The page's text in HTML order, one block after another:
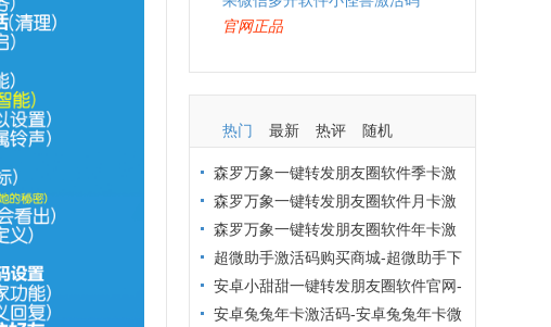
官网正品
热门 最新 热评 随机
森罗万象一键转发朋友圈软件季卡激
活码购买商城
森罗万象一键转发朋友圈软件月卡激
活码-森罗万象云端转发官网
森罗万象一键转发朋友圈软件年卡激
活码-森罗万象云端转发官网
超微助手激活码购买商城-超微助手下
载官网
安卓小甜甜一键转发朋友圈软件官网-
安卓小甜甜一键转发朋友圈软件激活码
安卓兔兔年卡激活码-安卓兔兔年卡微